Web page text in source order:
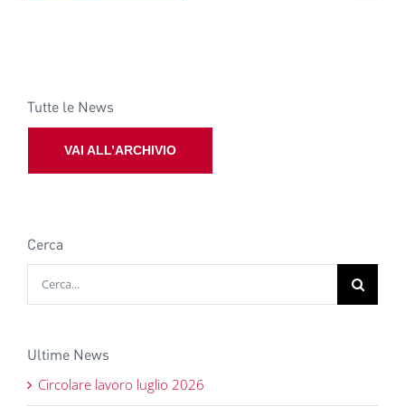
Tutte le News
VAI ALL’ARCHIVIO
Cerca
Ultime News
Circolare lavoro luglio 2026